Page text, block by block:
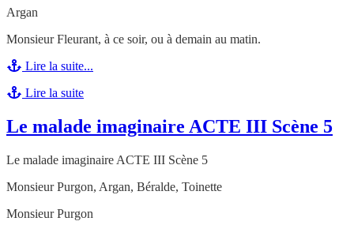
Argan
Monsieur Fleurant, à ce soir, ou à demain au matin.
Lire la suite...
Lire la suite
Le malade imaginaire ACTE III Scène 5
Le malade imaginaire ACTE III Scène 5
Monsieur Purgon, Argan, Béralde, Toinette
Monsieur Purgon